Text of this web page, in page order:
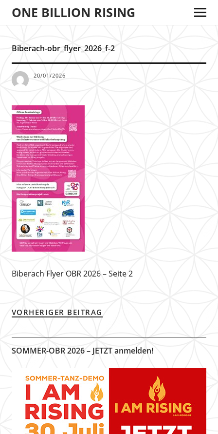
ONE BILLION RISING
Biberach-obr_flyer_2026_f-2
20/01/2026
Biberach Flyer OBR 2026 – Seite 2
VORHERIGER BEITRAG
SOMMER-OBR 2026 – JETZT anmelden!